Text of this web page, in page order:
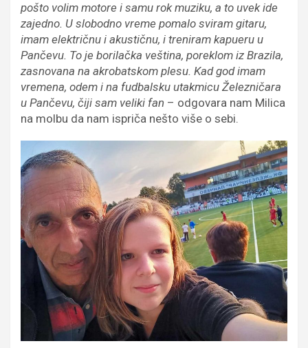
pošto volim motore i samu rok muziku, a to uvek ide
zajedno. U slobodno vreme pomalo sviram gitaru,
imam električnu i akustičnu, i treniram kapueru u
Pančevu. To je borilačka veština, poreklom iz Brazila,
zasnovana na akrobatskom plesu. Kad god imam
vremena, odem i na fudbalsku utakmicu Železničara
u Pančevu, čiji sam veliki fan – odgovara nam Milica
na molbu da nam ispriča nešto više o sebi.